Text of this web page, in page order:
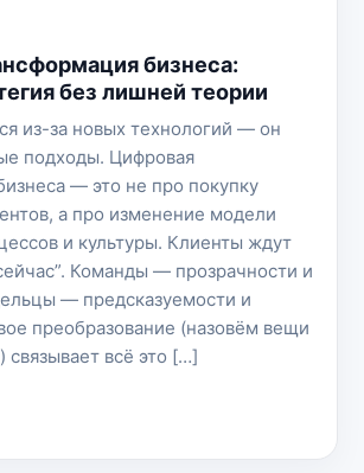
бизнеса:
без лишней теории
из-за новых технологий — он
подходы. Цифровая
— это не про покупку
а про изменение модели
и культуры. Клиенты ждут
Команды — прозрачности и
— предсказуемости и
преобразование (назовём вещи
всё это […]